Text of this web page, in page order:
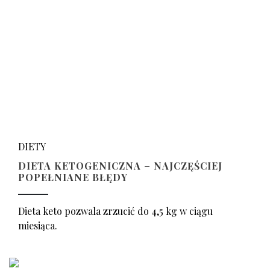
DIETY
DIETA KETOGENICZNA – NAJCZĘŚCIEJ
POPEŁNIANE BŁĘDY
Dieta keto pozwala zrzucić do 4,5 kg w ciągu
miesiąca.